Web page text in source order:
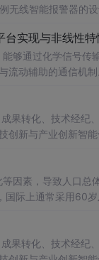
无线智能报警器的
台实现与非线性特
够通过化学信号传
动辅助的通信机
通信的基本原理；②
景的替代通信技术发展
果转化、技术经纪
新与产业创新智能
因素，导致人口总
区县等层面的老龄
果转化、技术经纪